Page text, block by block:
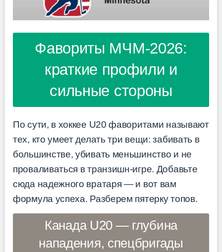
Фавориты МЧМ-2026:
краткие профили и
сильные стороны
По сути, в хоккее U20 фаворитами называют
тех, кто умеет делать три вещи: забивать в
большинстве, убивать меньшинство и не
проваливаться в транзишн-игре. Добавьте
сюда надежного вратаря — и вот вам
формула успеха. Разберем пятерку топов.
Канада U20 — глубина
нападения, спецбригады